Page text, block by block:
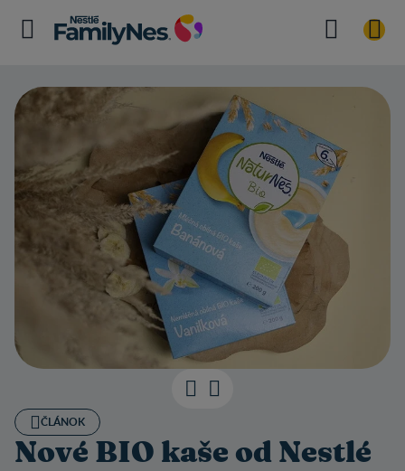
ČLÁNOK
Nové BIO kaše od Nestlé